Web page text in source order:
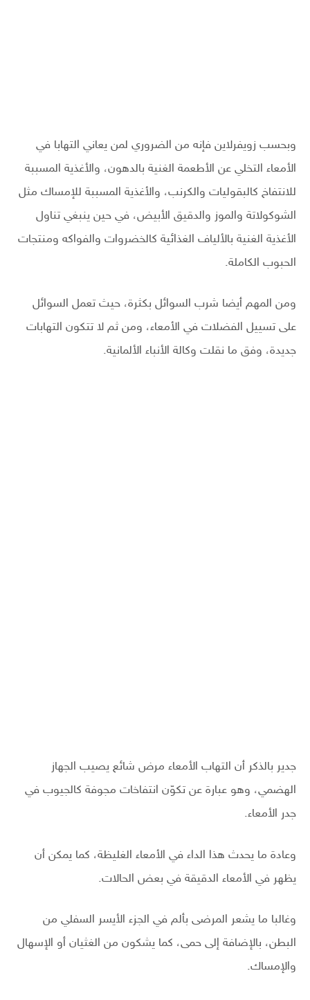
وبحسب زويفرلاين فإنه من الضروري لمن يعاني التهابا في
الأمعاء التخلي عن الأطعمة الغنية بالدهون، والأغذية المسببة
للانتفاخ كالبقوليات والكرنب، والأغذية المسببة للإمساك مثل
الشوكولاتة والموز والدقيق الأبيض، في حين ينبغي تناول
الأغذية الغنية بالألياف الغذائية كالخضروات والفواكه ومنتجات
الحبوب الكاملة.
ومن المهم أيضا شرب السوائل بكثرة، حيث تعمل السوائل
على تسييل الفضلات في الأمعاء، ومن ثم لا تتكون التهابات
جديدة، وفق ما نقلت وكالة الأنباء الألمانية.
جدير بالذكر أن التهاب الأمعاء مرض شائع يصيب الجهاز
الهضمي، وهو عبارة عن تكوّن انتفاخات مجوفة كالجيوب في
جدر الأمعاء.
وعادة ما يحدث هذا الداء في الأمعاء الغليظة، كما يمكن أن
يظهر في الأمعاء الدقيقة في بعض الحالات.
وغالبا ما يشعر المرضى بألم في الجزء الأيسر السفلي من
البطن، بالإضافة إلى حمى، كما يشكون من الغثيان أو الإسهال
والإمساك.